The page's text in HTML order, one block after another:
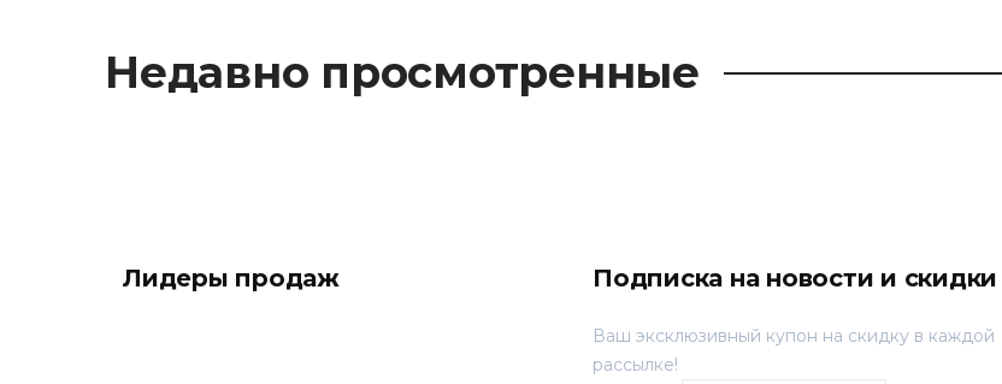
Недавно просмотренные
Лидеры продаж Подписка на новости и скидки
Ваш эксклюзивный купон на скидку в каждой
рассылке!